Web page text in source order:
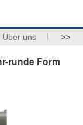
Über uns >>
runde Form